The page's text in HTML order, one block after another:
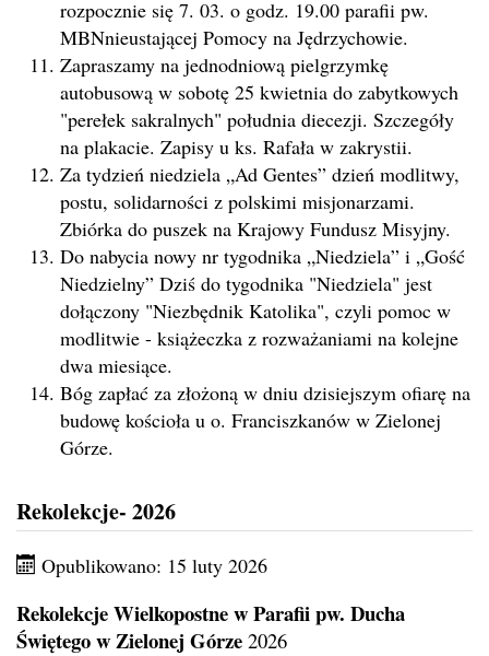
rozpocznie się 7. 03. o godz. 19.00 parafii pw.
MBNnieustającej Pomocy na Jędrzychowie.
Zapraszamy na jednodniową pielgrzymkę
autobusową w sobotę 25 kwietnia do zabytkowych
"perełek sakralnych" południa diecezji. Szczegóły
na plakacie. Zapisy u ks. Rafała w zakrystii.
Za tydzień niedziela „Ad Gentes” dzień modlitwy,
postu, solidarności z polskimi misjonarzami.
Zbiórka do puszek na Krajowy Fundusz Misyjny.
Do nabycia nowy nr tygodnika „Niedziela” i „Gość
Niedzielny” Dziś do tygodnika "Niedziela" jest
dołączony "Niezbędnik Katolika", czyli pomoc w
modlitwie - książeczka z rozważaniami na kolejne
dwa miesiące.
Bóg zapłać za złożoną w dniu dzisiejszym ofiarę na
budowę kościoła u o. Franciszkanów w Zielonej
Górze.
Rekolekcje- 2026
Opublikowano: 15 luty 2026
Rekolekcje Wielkopostne w Parafii pw. Ducha
Świętego w Zielonej Górze 2026